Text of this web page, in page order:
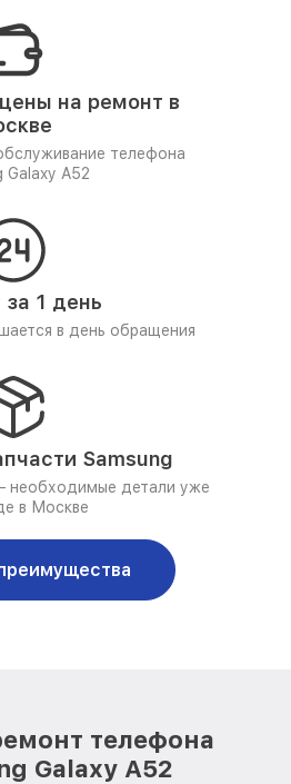
на ремонт в
телефона
Galaxy A52
1 день
в день обращения
Samsung
необходимые детали уже
в Москве
телефона
Galaxy A52